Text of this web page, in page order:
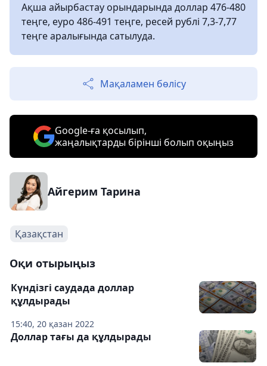
Ақша айырбастау орындарында доллар 476-480
теңге, еуро 486-491 теңге, ресей рублі 7,3-7,77
теңге аралығында сатылуда.
Мақаламен бөлісу
Google-ға қосылып,
жаңалықтарды бірінші болып оқыңыз
Айгерим Тарина
Қазақстан
Оқи отырыңыз
15:40, 20 қазан 2022
Күндізгі саудада доллар
құлдырады
Доллар тағы да құлдырады